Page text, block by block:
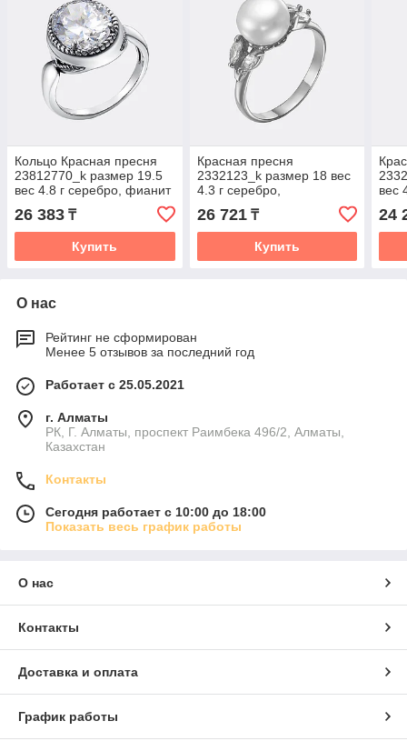
Кольцо Красная пресня
23812770_k размер 19.5
вес 4.8 г серебро, фианит
26 383 ₸
Купить
Красная пресня
2332123_k размер 18 вес
4.3 г серебро,
культивированный жемчуг,
фианит
26 721₸
Купить
вес
24
О нас
Рейтинг не сформирован
Менее 5 отзывов за последний год
Работает с 25.05.2021
г. Алматы
РК, Г. Алматы, проспект Раимбека 496/2, Алматы,
Казахстан
Контакты
Сегодня работает с 10:00 до 18:00
Показать весь график работы
О нас
Контакты
Доставка и оплата
График работы